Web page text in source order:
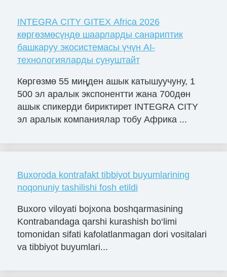
INTEGRA CITY GITEX Africa 2026
көргөзмөсүндө шаарларды санариптик
башкаруу экосистемасы үчүн AI-
технологияларды сунуштайт
Көргөзмө 55 миңден ашык катышуучуну, 1
500 эл аралык экспонентти жана 700дөн
ашык спикерди бириктирет INTEGRA CITY
эл аралык компаниялар тобу Африка ...
Buxoroda kontrafakt tibbiyot buyumlarining
noqonuniy tashilishi fosh etildi
Buxoro viloyati bojxona boshqarmasining
Kontrabandaga qarshi kurashish bo‘limi
tomonidan sifati kafolatlanmagan dori vositalari
va tibbiyot buyumlari...